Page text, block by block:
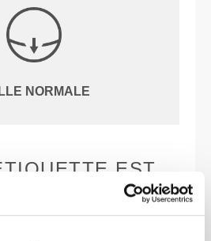
NORMALE
EST